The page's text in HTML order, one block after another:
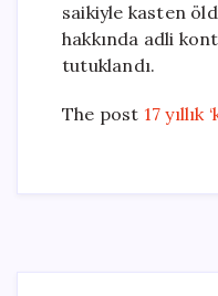
saikiyle kasten
hakkında adli
tutuklandı.
The post 17